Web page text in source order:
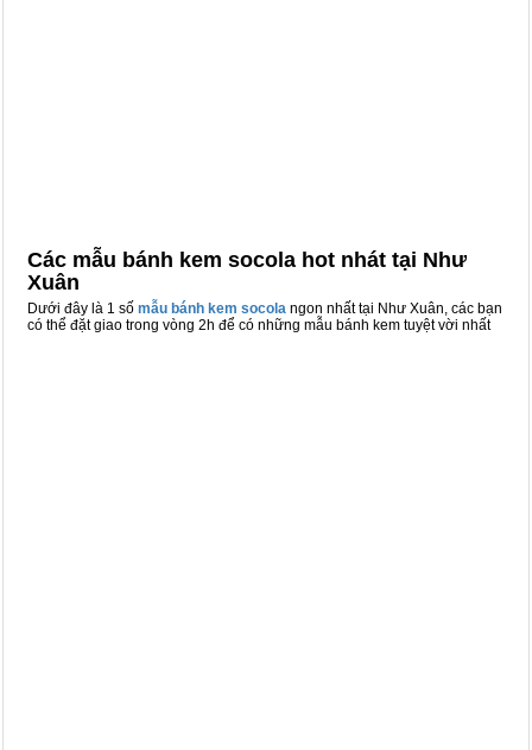
Các mẫu bánh kem socola hot nhát tại Như
Xuân
Dưới đây là 1 số mẫu bánh kem socola ngon nhất tại Như Xuân, các bạn
có thể đặt giao trong vòng 2h để có những mẫu bánh kem tuyệt vời nhất